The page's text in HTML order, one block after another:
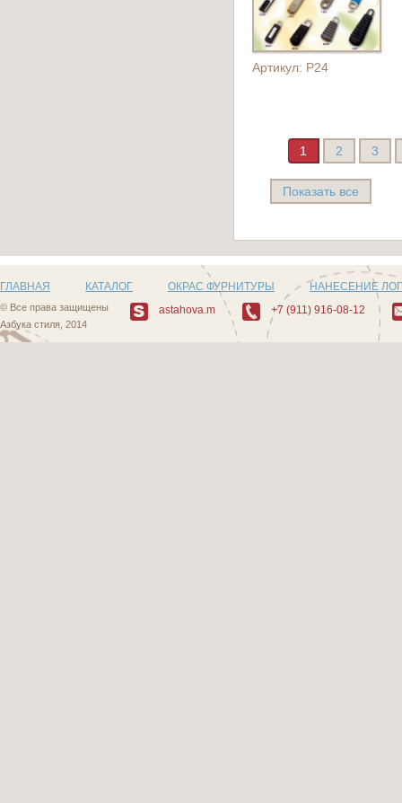
Артикул: P24
1 2 3
Показать все
ГЛАВНАЯ КАТАЛОГ ОКРАС ФУРНИТУРЫ НАНЕСЕНИЕ
© Все права защищены
Азбука стиля, 2014
astahova.m +7 (911) 916-08-12